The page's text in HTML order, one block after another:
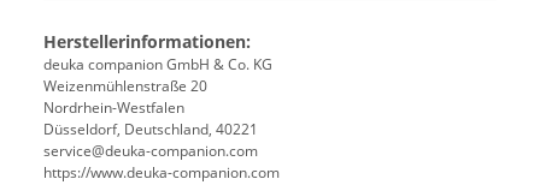
Herstellerinformationen:
deuka companion GmbH & Co. KG
Weizenmühlenstraße 20
Nordrhein-Westfalen
Düsseldorf, Deutschland, 40221
service@deuka-companion.com
https://www.deuka-companion.com